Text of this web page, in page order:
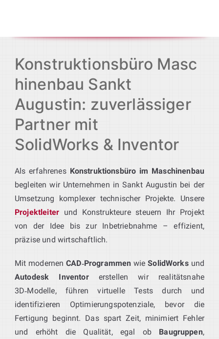
Konstruktionsbüro Masc
hinenbau Sankt
Augustin: zuverlässiger
Partner mit
SolidWorks & Inventor
Als erfahrenes Konstruktionsbüro im Maschinenbau
begleiten wir Unternehmen in Sankt Augustin bei der
Umsetzung komplexer technischer Projekte. Unsere
Projektleiter und Konstrukteure steuern Ihr Projekt
von der Idee bis zur Inbetriebnahme – effizient,
präzise und wirtschaftlich.
Mit modernenCAD‑Programmen wieSolidWorksund
Autodesk Inventorerstellen wir realitätsnahe
3D‑Modelle, führen virtuelle Tests durch und
identifizieren Optimierungspotenziale, bevor die
Fertigung beginnt. Das spart Zeit, minimiert Fehler
und erhöht die Qualität, egal ob Baugruppen,